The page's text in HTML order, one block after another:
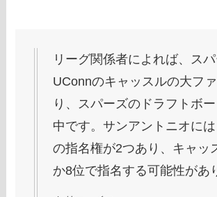
リーグ関係者によれば、ス
UConnのキャッスルの大フ
り、スパーズのドラフトボ
中です。サンアントニオに
の指名権が2つあり、キャッ
か8位で指名する可能性があ